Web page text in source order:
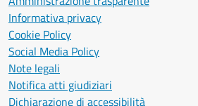
Informativa privacy
Cookie Policy
Social Media Policy
Note legali
Notifica atti giudiziari
Dichiarazione di accessibilità